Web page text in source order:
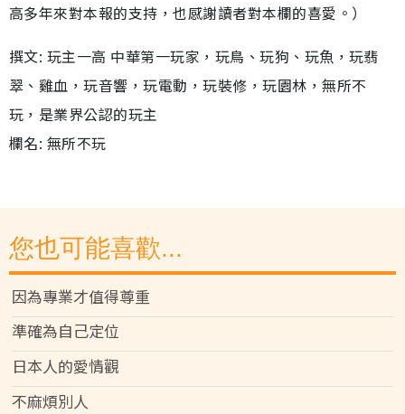
高多年來對本報的支持，也感謝讀者對本欄的喜愛。）
撰文: 玩主一高 中華第一玩家，玩鳥、玩狗、玩魚，玩翡
翠、雞血，玩音響，玩電動，玩裝修，玩園林，無所不
玩，是業界公認的玩主
欄名: 無所不玩
您也可能喜歡...
因為專業才值得尊重
準確為自己定位
日本人的愛情觀
不麻煩別人